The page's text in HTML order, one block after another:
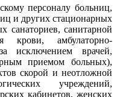
персоналу больниц,
и других стационарных
санаториев, санитарной
крови, амбулаторно-
исключением врачей,
приемом больных),
скорой и неотложной
учреждений,
кабинетов, женских